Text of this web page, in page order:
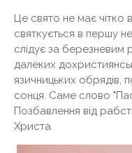
Це свято не має чітко
святкується в першу
слідує за березневим
далеких
язичницьких обрядів,
сонця. Саме слово
Позбавлення від
Христа.